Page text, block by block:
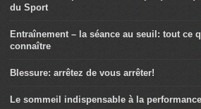
du Sport
Entraînement – la séance au seuil: tout ce
connaître
Blessure: arrêtez de vous arrêter!
Le sommeil indispensable à la performance